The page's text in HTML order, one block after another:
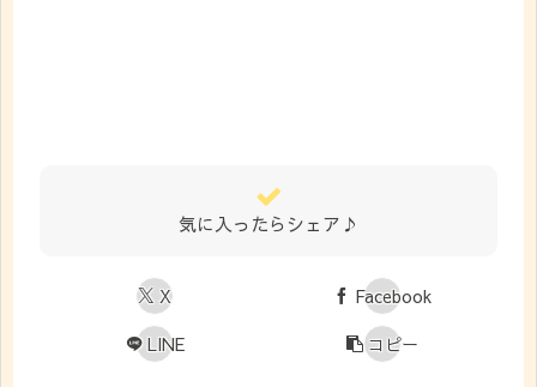
気に入ったらシェア♪
X
Facebook
LINE
コピー